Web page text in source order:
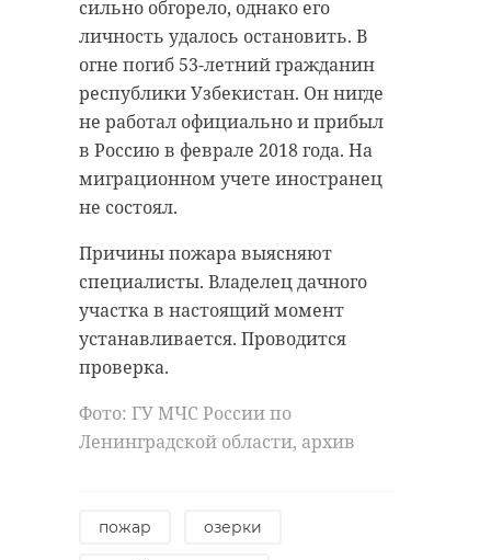
сильно обгорело, однако его
личность удалось остановить. В
огне погиб 53-летний гражданин
республики Узбекистан. Он нигде
не работал официально и прибыл
в Россию в феврале 2018 года. На
миграционном учете иностранец
не состоял.
Причины пожара выясняют
специалисты. Владелец дачного
участка в настоящий момент
устанавливается. Проводится
проверка.
Фото: ГУ МЧС России по
Ленинградской области, архив
пожар озерки
район) нашли тело человека. Останки
неизвестного находились в стадии
сильного разложения.
Фото: рixabay.com
агалатово
Поделиться статьей:
в специальном загоне. В это время
посетители усадьбы не смогут их
увидеть.
Напомним, в 2021 году из
Латинской Америки в усадьбу
Марьино прибыли несколько
альпака. Они успешно перенесли
клубнички стал первым малышом
альпака, который родился в
усадьбе Марьино.
Малыш-барсук
из Нижне-
убирается в
своей норе